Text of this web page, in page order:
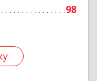
98